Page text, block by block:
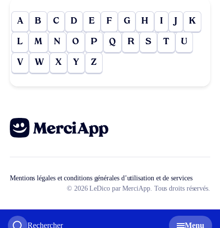
Rechercher Menu
A B C D E F G H I J K
L M N O P Q R S T U
V W X Y Z
Mentions légales et conditions générales d’utilisation et de services
© 2026 LeDico par MerciApp. Tous droits réservés.